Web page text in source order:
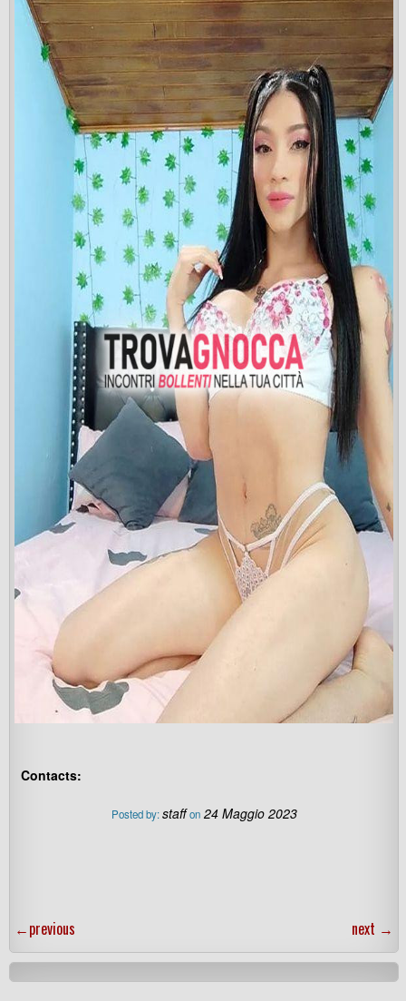
Contacts:
Posted by:staff on 24 Maggio 2023
←previous next →